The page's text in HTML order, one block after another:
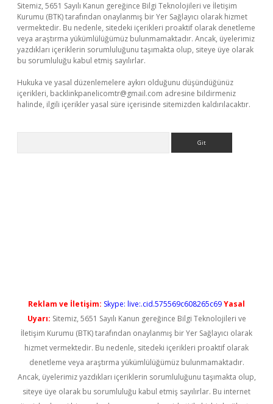
Sitemiz, 5651 Sayılı Kanun gereğince Bilgi Teknolojileri ve İletişim
Kurumu (BTK) tarafından onaylanmış bir Yer Sağlayıcı olarak hizmet
vermektedir. Bu nedenle, sitedeki içerikleri proaktif olarak denetleme
veya araştırma yükümlülüğümüz bulunmamaktadır. Ancak, üyelerimiz
yazdıkları içeriklerin sorumluluğunu taşımakta olup, siteye üye olarak
bu sorumluluğu kabul etmiş sayılırlar.
Hukuka ve yasal düzenlemelere aykırı olduğunu düşündüğünüz
içerikleri, backlinkpanelicomtr@gmail.com adresine bildirmeniz
halinde, ilgili içerikler yasal süre içerisinde sitemizden kaldırılacaktır.
Reklam ve İletişim: Skype: live:.cid.575569c608265c69Yasal
Uyarı: Sitemiz, 5651 Sayılı Kanun gereğince Bilgi Teknolojileri ve
İletişim Kurumu (BTK) tarafından onaylanmış bir Yer Sağlayıcı olarak
hizmet vermektedir. Bu nedenle, sitedeki içerikleri proaktif olarak
denetleme veya araştırma yükümlülüğümüz bulunmamaktadır.
Ancak, üyelerimiz yazdıkları içeriklerin sorumluluğunu taşımakta olup,
siteye üye olarak bu sorumluluğu kabul etmiş sayılırlar. Bu internet